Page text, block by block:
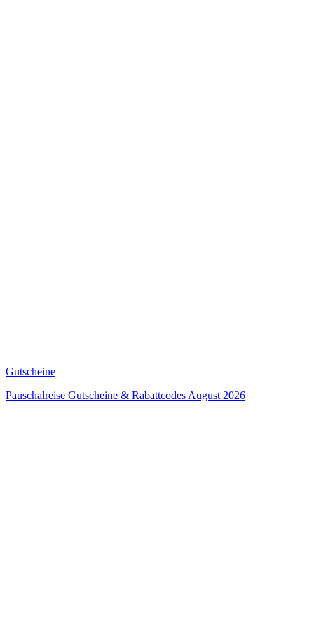
Gutscheine
Pauschalreise Gutscheine & Rabattcodes August 2026